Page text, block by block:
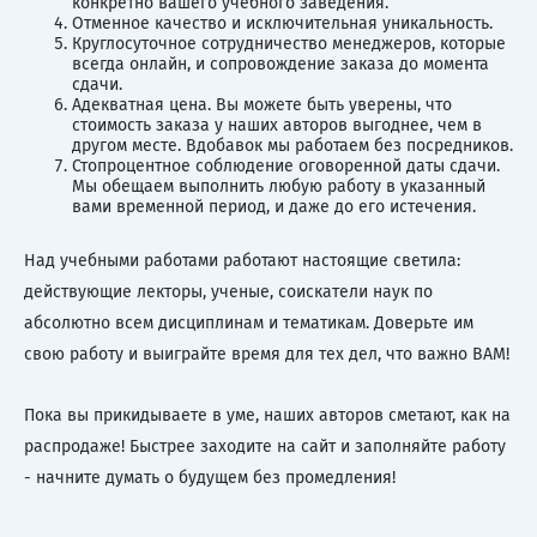
Отменное качество и исключительная уникальность.
Круглосуточное сотрудничество менеджеров, которые
всегда онлайн, и сопровождение заказа до момента
сдачи.
Адекватная цена. Вы можете быть уверены, что
стоимость заказа у наших авторов выгоднее, чем в
другом месте. Вдобавок мы работаем без посредников.
Стопроцентное соблюдение оговоренной даты сдачи.
Мы обещаем выполнить любую работу в указанный
вами временной период, и даже до его истечения.
Над учебными работами работают настоящие светила:
действующие лекторы, ученые, соискатели наук по
абсолютно всем дисциплинам и тематикам. Доверьте им
свою работу и выиграйте время для тех дел, что важно ВАМ!
Пока вы прикидываете в уме, наших авторов сметают, как на
распродаже! Быстрее заходите на сайт и заполняйте работу
- начните думать о будущем без промедления!